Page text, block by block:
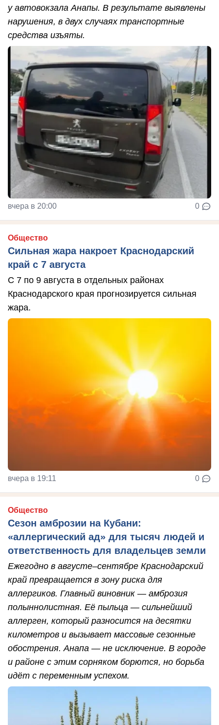
у автовокзала Анапы. В результате выявлены
нарушения, в двух случаях транспортные
средства изъяты.
вчера в 20:00 0
Общество
Сильная жара накроет Краснодарский
край с 7 августа
С 7 по 9 августа в отдельных районах
Краснодарского края прогнозируется сильная
жара.
вчера в 19:11 0
Общество
Сезон амброзии на Кубани:
«аллергический ад» для тысяч людей и
ответственность для владельцев земли
Ежегодно в августе–сентябре Краснодарский
край превращается в зону риска для
аллергиков. Главный виновник — амброзия
полыннолистная. Её пыльца — сильнейший
аллерген, который разносится на десятки
километров и вызывает массовые сезонные
обострения. Анапа — не исключение. В городе
и районе с этим сорняком борются, но борьба
идёт с переменным успехом.